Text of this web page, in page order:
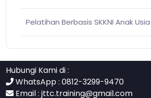
Pelatihan Berbasis SKKNI Anak Usia
Hubungi Kami di :
WhatsApp : 0812-3299-9470
Email : jttc.training@gmail.com